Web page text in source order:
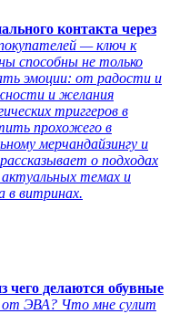
контакта через
— ключ к
способны не только
эмоции: от радости и
и желания
триггеров в
прохожего в
мерчандайзингу и
о подходах
темах и
в витринах.
чего делаются обувные
ЭВА? Что мне сулит